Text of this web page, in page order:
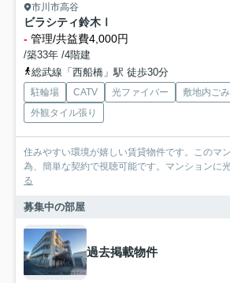
市川市高谷
ビラシティ鈴木Ⅰ
- 管理/共益費4,000円
/築33年 /4階建
総武線「西船橋」駅 徒歩30分
駐輪場 CATV 光ファイバー
敷地内ご
外観タイル張り
住みやすい環境が嬉しい賃貸物件です。このマ
為、簡単な契約で視聴可能です。マンションに
る
募集中の部屋
過去掲載物件